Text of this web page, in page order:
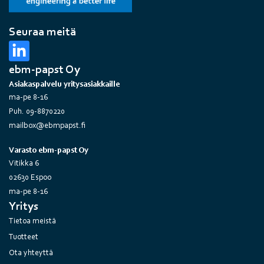
Seuraa meitä
ebm-papst Oy
Asiakaspalvelu yritysasiakkaille
ma-pe 8-16
Puh. 09-8870220
mailbox@ebmpapst.fi
Varasto ebm-papst Oy
Vitikka 6
02630 Espoo
ma-pe 8-16
Yritys
Tietoa meistä
Tuotteet
Ota yhteyttä